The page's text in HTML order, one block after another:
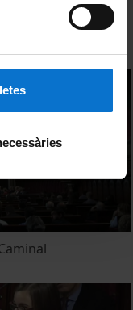
Promoció 2015.